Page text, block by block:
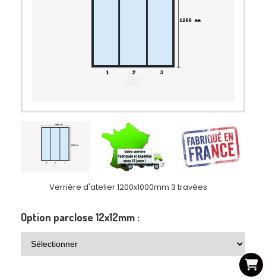
Verrière d'atelier 1200x1000mm 3 travées
Option parclose 12x12mm :